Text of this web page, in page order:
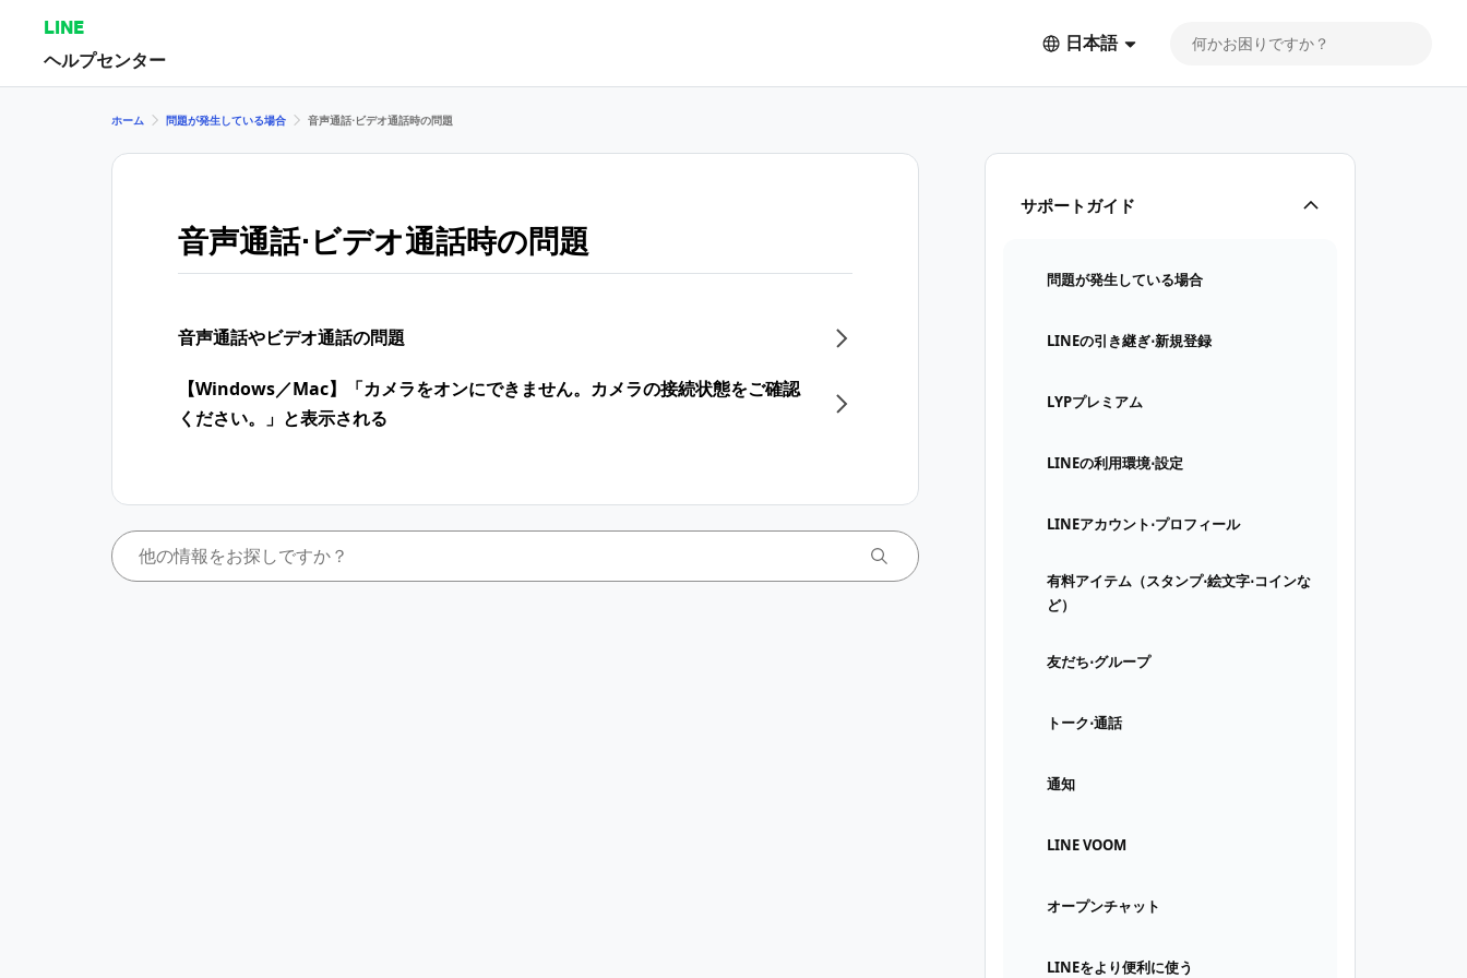
LINE
ヘルプセンター
日本語
サポートガイド
問題が発生している場合
LINEの引き継ぎ⋅新規登録
LYPプレミアム
LINEの利用環境⋅設定
LINEアカウント⋅プロフィール
有料アイテム（スタンプ⋅絵文字⋅コインな
ど）
友だち⋅グループ
トーク⋅通話
通知
LINE VOOM
オープンチャット
LINEをより便利に使う
ホーム 問題が発生している場合 音声通話⋅ビデオ通話時の問題
音声通話⋅ビデオ通話時の問題
音声通話やビデオ通話の問題
【Windows／Mac】「カメラをオンにできません。カメラの接続状態をご確認
ください。」と表示される